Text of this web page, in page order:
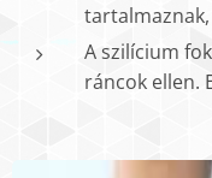
A szilícium
ráncok ellen.